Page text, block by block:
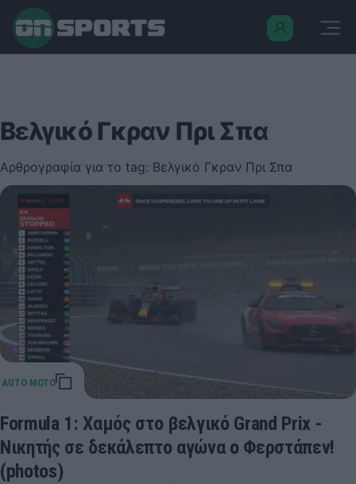
Βελγικό Γκραν Πρι Σπα
Αρθρογραφία για το tag: Βελγικό Γκραν Πρι Σπα
Formula 1: Χαμός στο βελγικό Grand Prix -
Νικητής σε δεκάλεπτο αγώνα ο Φερστάπεν!
(photos)